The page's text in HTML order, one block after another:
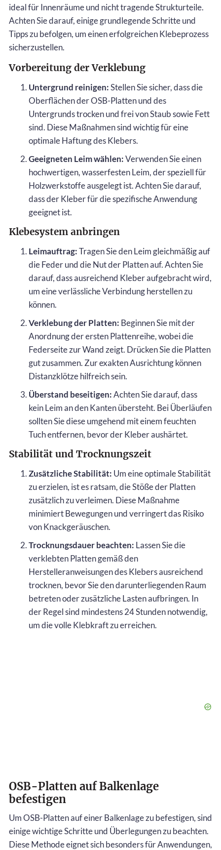
ideal für Innenräume und nicht tragende Strukturteile.
Achten Sie darauf, einige grundlegende Schritte und
Tipps zu befolgen, um einen erfolgreichen Klebeprozess
sicherzustellen.
Vorbereitung der Verklebung
Untergrund reinigen:Stellen Sie sicher, dass die
Oberflächen der OSB-Platten und des
Untergrunds trocken und frei von Staub sowie Fett
sind. Diese Maßnahmen sind wichtig für eine
optimale Haftung des Klebers.
Geeigneten Leim wählen:Verwenden Sie einen
hochwertigen, wasserfesten Leim, der speziell für
Holzwerkstoffe ausgelegt ist. Achten Sie darauf,
dass der Kleber für die spezifische Anwendung
geeignet ist.
Klebesystem anbringen
Leimauftrag:Tragen Sie den Leim gleichmäßig auf
die Feder und die Nut der Platten auf. Achten Sie
darauf, dass ausreichend Kleber aufgebracht wird,
um eine verlässliche Verbindung herstellen zu
können.
Verklebung der Platten: Beginnen Sie mit der
Anordnung der ersten Plattenreihe, wobei die
Federseite zur Wand zeigt. Drücken Sie die Platten
gut zusammen. Zur exakten Ausrichtung können
Distanzklötze hilfreich sein.
Überstand beseitigen:Achten Sie darauf, dass
kein Leim an den Kanten übersteht. Bei Überläufen
sollten Sie diese umgehend mit einem feuchten
Tuch entfernen, bevor der Kleber aushärtet.
Stabilität und Trocknungszeit
Zusätzliche Stabilität: Um eine optimale Stabilität
zu erzielen, ist es ratsam, die Stöße der Platten
zusätzlich zu verleimen. Diese Maßnahme
minimiert Bewegungen und verringert das Risiko
von Knackgeräuschen.
Trocknungsdauer beachten: Lassen Sie die
verklebten Platten gemäß den
Herstelleranweisungen des Klebers ausreichend
trocknen, bevor Sie den darunterliegenden Raum
betreten oder zusätzliche Lasten aufbringen. In
der Regel sind mindestens 24 Stunden notwendig,
um die volle Klebkraft zu erreichen.
OSB-Platten auf Balkenlage
befestigen
Um OSB-Platten auf einer Balkenlage zu befestigen, sind
einige wichtige Schritte und Überlegungen zu beachten.
Diese Methode eignet sich besonders für Anwendungen,